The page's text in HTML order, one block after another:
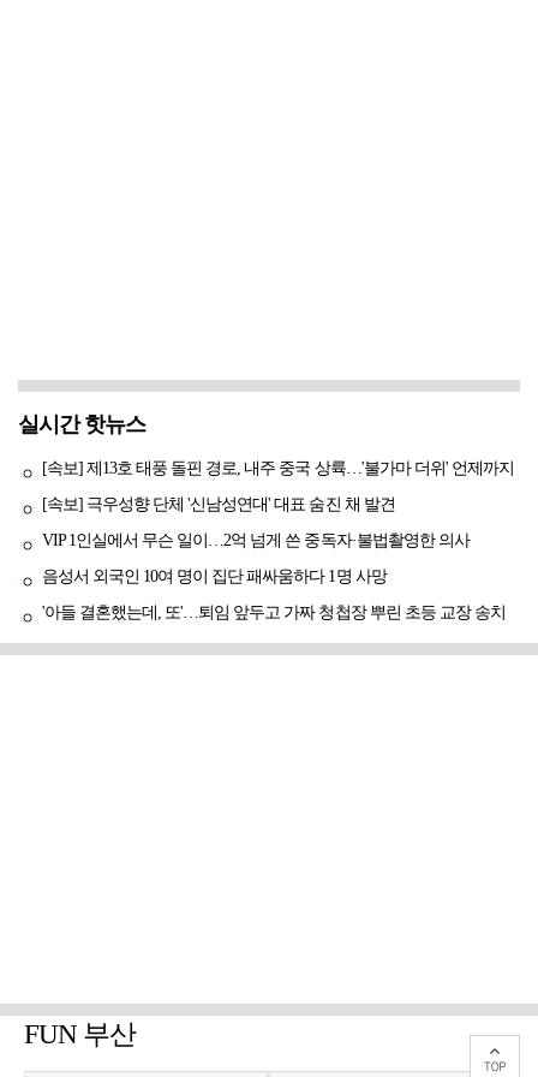
실시간 핫뉴스
[속보] 제13호 태풍 돌핀 경로, 내주 중국 상륙…'불가마 더위' 언제까지
[속보] 극우성향 단체 '신남성연대' 대표 숨진 채 발견
VIP 1인실에서 무슨 일이…2억 넘게 쓴 중독자·불법촬영한 의사
음성서 외국인 10여 명이 집단 패싸움하다 1명 사망
'아들 결혼했는데, 또'…퇴임 앞두고 가짜 청첩장 뿌린 초등 교장 송치
FUN 부산